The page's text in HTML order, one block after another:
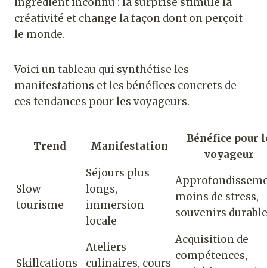
créativité et change la façon dont on perçoit
le monde.
Voici un tableau qui synthétise les
manifestations et les bénéfices concrets de
ces tendances pour les voyageurs.
Trend Manifestation
Bénéfice pour
voyageur
Slow
tourisme
Séjours plus
longs,
immersion
locale
moins de stress,
souvenirs
Skillcations
Ateliers
culinaires, cours
Acquisition de
compétences,